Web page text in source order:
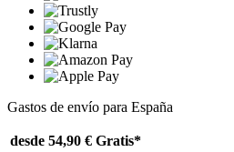
Gastos de envío para España
desde 54,90 € Gratis*